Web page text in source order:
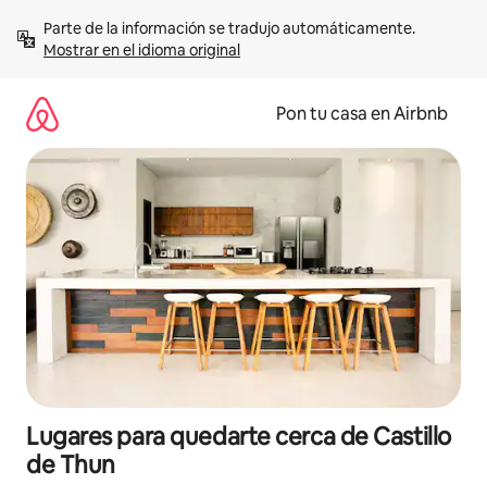
contenidoMostrar en el idioma original
Pon tu casa en Airbnb
Lugares para quedarte cerca de Castillo
de Thun